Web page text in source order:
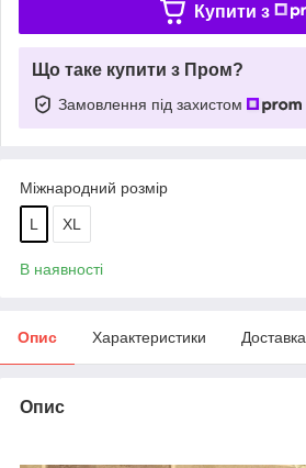
Купити з
Що таке купити з Пром?
Замовлення під захистом
Міжнародний розмір
L XL
В наявності
Опис Характеристики Доставка
Опис